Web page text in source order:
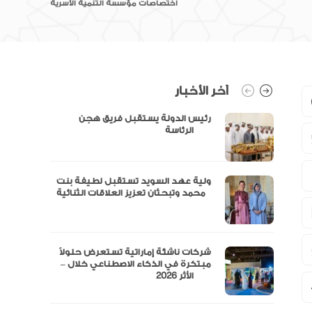
اختصاصات مؤسسة التنمية الأسرية
آخر الأخبار
رئيس الدولة يستقبل فريق هجن
ولية عهد السويد تستقبل لطيفة بنت
شركات ناشئة إماراتية تستعرض حلولاً
مبتكرة في الذكاء الاصطناعي خلال –